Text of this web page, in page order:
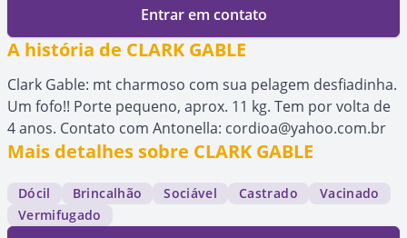
Entrar em contato
A história de CLARK GABLE
Clark Gable: mt charmoso com sua pelagem desfiadinha.
Um fofo!! Porte pequeno, aprox. 11 kg. Tem por volta de
4 anos. Contato com Antonella: cordioa@yahoo.com.br
Mais detalhes sobre CLARK GABLE
Dócil Brincalhão Sociável Castrado
Vacinado
Vermifugado